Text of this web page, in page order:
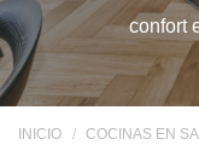
confort
INICIO COCINAS EN